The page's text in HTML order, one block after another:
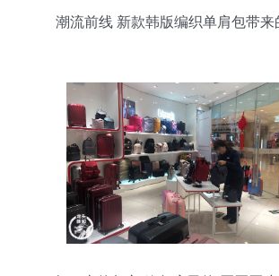
潮流前线 新款韩版编织单肩包带来